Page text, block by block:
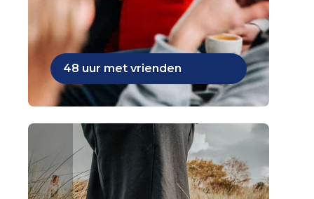
48 uur met vrienden